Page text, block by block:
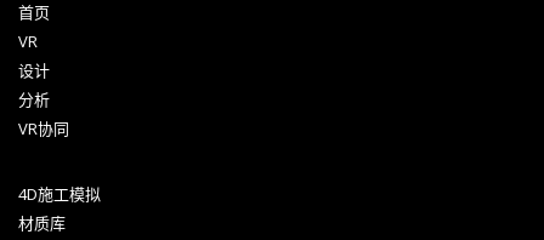
首页
VR
设计
分析
VR协同
4D施工模拟
材质库